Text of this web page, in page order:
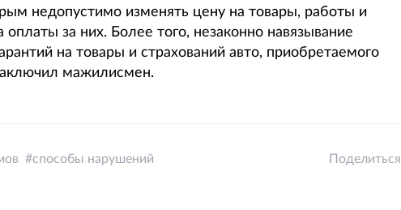
недопустимо изменять цену на товары, работы и
оплаты за них. Более того, незаконно навязывание
на товары и страхований авто, приобретаемого
мажилисмен.
способы нарушений Поделиться